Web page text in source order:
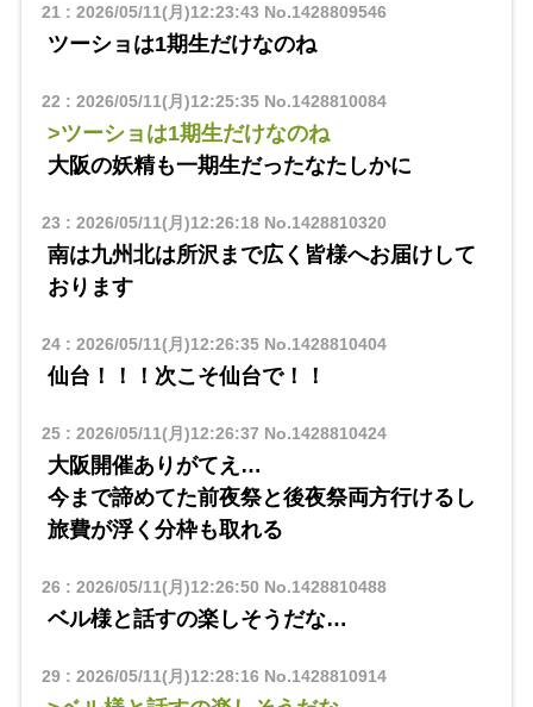
21 : 2026/05/11(月)12:23:43 No.1428809546
ツーショは1期生だけなのね
22 : 2026/05/11(月)12:25:35No.1428810084
>ツーショは1期生だけなのね
大阪の妖精も一期生だったなたしかに
23 : 2026/05/11(月)12:26:18No.1428810320
南は九州北は所沢まで広く皆様へお届けして
おります
24: 2026/05/11(月)12:26:35No.1428810404
仙台！！！次こそ仙台で！！
25: 2026/05/11(月)12:26:37 No.1428810424
大阪開催ありがてえ…
今まで諦めてた前夜祭と後夜祭両方行けるし
旅費が浮く分枠も取れる
26 : 2026/05/11(月)12:26:50 No.1428810488
ベル様と話すの楽しそうだな…
29: 2026/05/11(月)12:28:16 No.1428810914